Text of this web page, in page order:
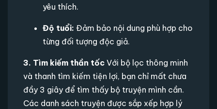
yêu thích.
Độ tuổi: Đảm bảo nội dung phù hợp cho
từng đối tượng độc giả.
3. Tìm kiếm thần tốc Với bộ lọc thông minh
và thanh tìm kiếm tiện lợi, bạn chỉ mất chưa
đầy 3 giây để tìm thấy bộ truyện mình cần.
Các danh sách truyện được sắp xếp hợp lý